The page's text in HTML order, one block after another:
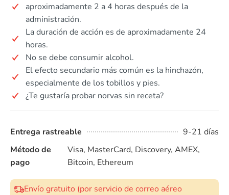
aproximadamente 2 a 4 horas después de la
administración.
La duración de acción es de aproximadamente 24
horas.
No se debe consumir alcohol.
El efecto secundario más común es la hinchazón,
especialmente de los tobillos y pies.
¿Te gustaría probar norvas sin receta?
Entrega rastreable
9-21 días
Método de
pago
Visa, MasterCard, Discovery, AMEX,
Bitcoin, Ethereum
Envío gratuito (por servicio de correo aéreo